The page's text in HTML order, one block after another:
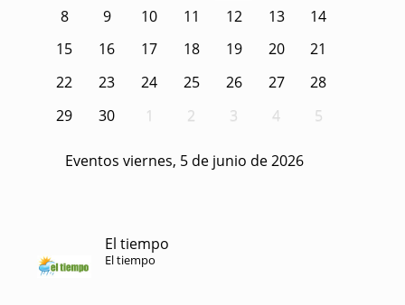
8
9 10 11 12 13
14
15
16 17 18 19 20
21
22
23 24 25 26 27
28
29
30 1 2 3 4 5
Eventos viernes, 5 de junio de 2026
El tiempo
El tiempo